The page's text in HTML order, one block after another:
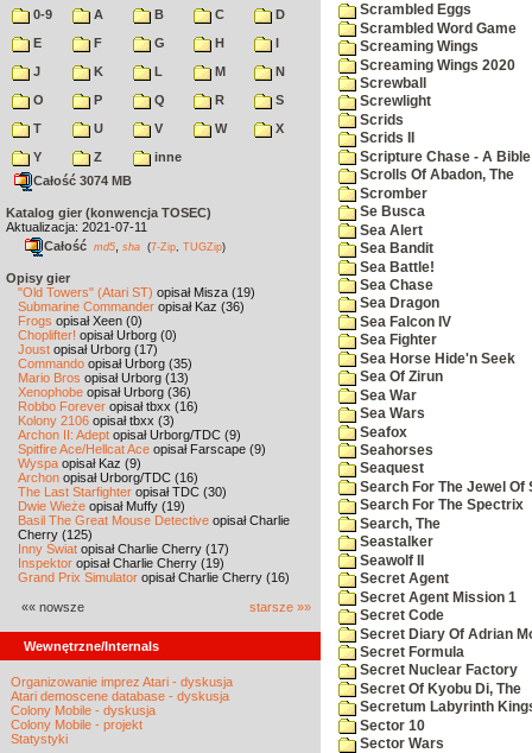
0-9 A B C
D
E
F G H
I
J
K L M
N
O
P Q R
S
T
U V W
X
Y
Z
inne
Całość 3074 MB
Katalog gier (konwencja TOSEC)
Aktualizacja: 2021-07-11
Całość md5 sha (7-Zip TUGZip)
Opisy gier
"Old Towers" (Atari ST) opisał Misza (19)
Submarine Commander opisał Kaz (36)
Frogs opisał Xeen (0)
Choplifter! opisał Urborg (0)
Joust opisał Urborg (17)
Commando opisał Urborg (35)
Mario Bros opisał Urborg (13)
Xenophobe opisał Urborg (36)
Robbo Forever opisał tbxx (16)
Kolony 2106 opisał tbxx (3)
Archon II: Adept opisał Urborg/TDC (9)
Spitfire Ace/Hellcat Ace opisał Farscape (9)
Wyspa opisał Kaz (9)
Archon opisał Urborg/TDC (16)
The Last Starfighter opisał TDC (30)
Dwie Wieże opisał Muffy (19)
Basil The Great Mouse Detective opisał Charlie
Cherry (125)
Inny Świat opisał Charlie Cherry (17)
Inspektor opisał Charlie Cherry (19)
Grand Prix Simulator opisał Charlie Cherry (16)
«« nowsze starsze »»
Wewnętrzne/Internals
Organizowanie imprez Atari - dyskusja
Atari demoscene database - dyskusja
Colony Mobile - dyskusja
Colony Mobile - projekt
Statystyki
Scrambled Eggs
Scrambled Word Game
Screaming Wings
Screaming Wings 2020
Screwball
Screwlight
Scrids
Scrids II
Scripture Chase - A Bible
Scrolls Of Abadon, The
Scromber
Se Busca
Sea Alert
Sea Bandit
Sea Battle!
Sea Chase
Sea Dragon
Sea Falcon IV
Sea Fighter
Sea Horse Hide'n Seek
Sea Of Zirun
Sea War
Sea Wars
Seafox
Seahorses
Seaquest
Search For The Jewel Of
Search For The Spectrix
Search, The
Seastalker
Seawolf II
Secret Agent
Secret Agent Mission 1
Secret Code
Secret Diary Of Adrian
Secret Formula
Secret Nuclear Factory
Secret Of Kyobu Di, The
Secretum Labyrinth
Sector 10
Sector Wars